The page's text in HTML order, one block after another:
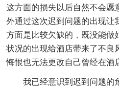
这方面的损失以后自然不会愿
外通过这次迟到问题的出现让
方面是比较欠缺的，既没能做
状况的出现给酒店带来了不良
悔恨也无法更改自己曾经在酒
我已经意识到迟到问题的